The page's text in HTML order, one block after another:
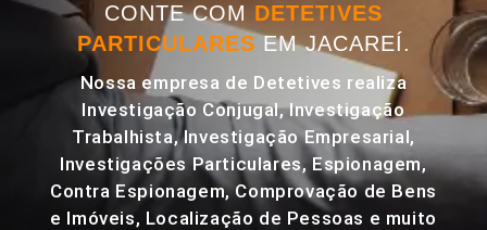
CONTE COM DETETIVES
PARTICULARES EM JACAREÍ.
Nossa empresa de Detetives realiza
Investigação Conjugal, Investigação
Trabalhista, Investigação Empresarial,
Investigações Particulares, Espionagem,
Contra Espionagem, Comprovação de Bens
e Imóveis, Localização de Pessoas e muito